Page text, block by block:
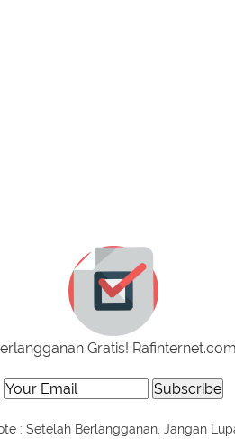
Gratis! Rafinternet.com
: Setelah Berlangganan, Jangan